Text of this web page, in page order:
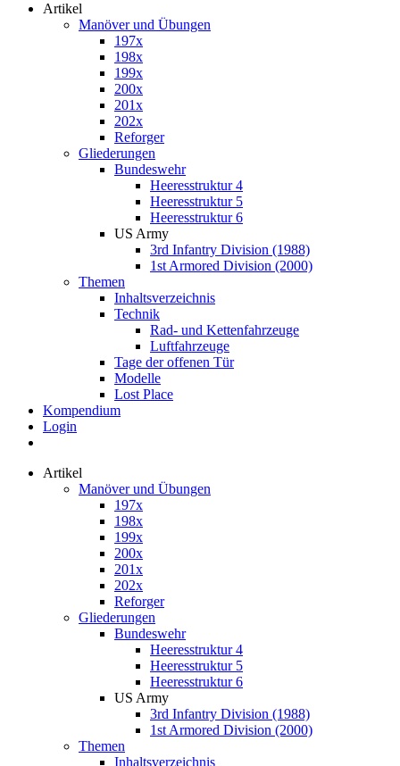
Artikel
Manöver und Übungen
197x
198x
199x
200x
201x
202x
Reforger
Gliederungen
Bundeswehr
Heeresstruktur 4
Heeresstruktur 5
Heeresstruktur 6
US Army
3rd Infantry Division (1988)
1st Armored Division (2000)
Themen
Inhaltsverzeichnis
Technik
Rad- und Kettenfahrzeuge
Luftfahrzeuge
Tage der offenen Tür
Modelle
Lost Place
Kompendium
Login
Artikel
Manöver und Übungen
197x
198x
199x
200x
201x
202x
Reforger
Gliederungen
Bundeswehr
Heeresstruktur 4
Heeresstruktur 5
Heeresstruktur 6
US Army
3rd Infantry Division (1988)
1st Armored Division (2000)
Themen
Inhaltsverzeichnis